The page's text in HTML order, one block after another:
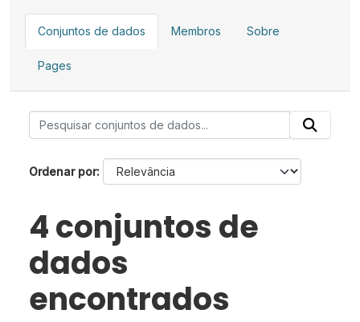
Conjuntos de dados Membros Sobre
Pages
Ordenar por
4 conjuntos de
dados
encontrados